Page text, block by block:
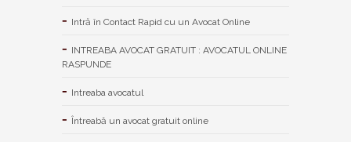
Intră în Contact Rapid cu un Avocat Online
INTREABA AVOCAT GRATUIT : AVOCATUL ONLINE
RASPUNDE
Intreaba avocatul
Întreabă un avocat gratuit online